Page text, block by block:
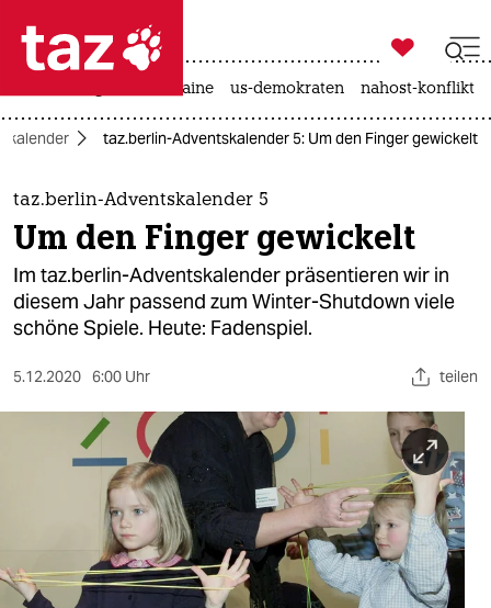
 taz zahl ich
taz zahl ich
themen
politik
öko
gesellschaft
wahrheit

taz zahl ich
krieg in der ukraine us-demokraten nahost-konflikt
taz.berlin-Adventskalender 5: Um den Finger gewickelt
taz.berlin-Adventskalender 5
Um den Finger gewickelt
Im taz.berlin-Adventskalender präsentieren wir in
diesem Jahr passend zum Winter-Shutdown viele
schöne Spiele. Heute: Fadenspiel.
5.12.2020 6:00 Uhr teilen